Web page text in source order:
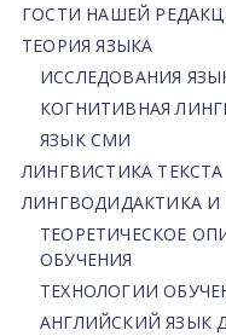
ГОСТИ НАШЕЙ
ТЕОРИЯ ЯЗЫКА
ИССЛЕДОВАНИЯ
КОГНИТИВНАЯ
ЯЗЫК СМИ
ЛИНГВИСТИКА ТЕКСТА
ЛИНГВОДИДАКТИКА
ТЕОРЕТИЧЕСКОЕ
ОБУЧЕНИЯ
ТЕХНОЛОГИИ
АНГЛИЙСКИЙ ЯЗЫК